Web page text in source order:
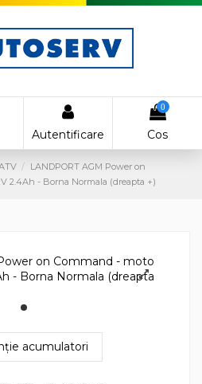
Autentificare
0
Cos
LANDPORT AGM Power on
2.4Ah - Borna Normala (dreapta +)
acumulatori